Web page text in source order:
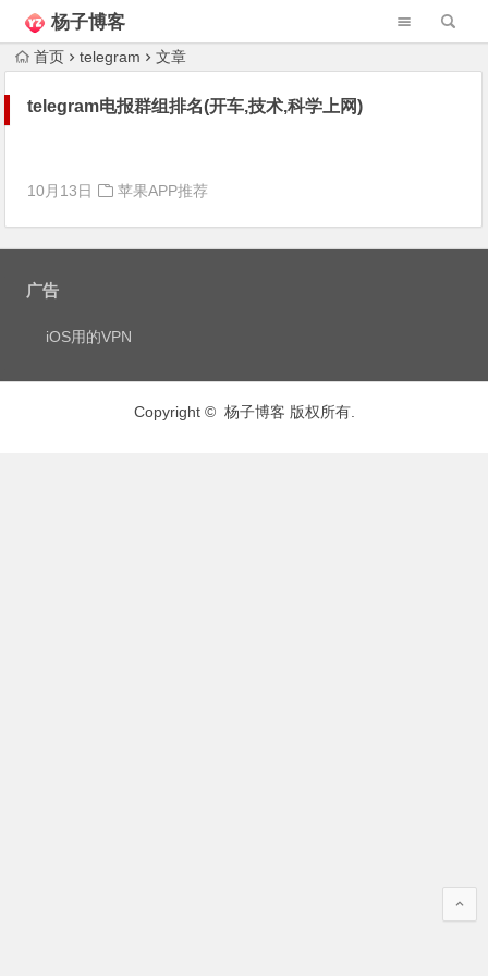
杨子博客
首页 telegram 文章
telegram电报群组排名(开车,技术,科学上网)
10月13日 苹果APP推荐
广告
iOS用的VPN
Copyright © 杨子博客 版权所有.